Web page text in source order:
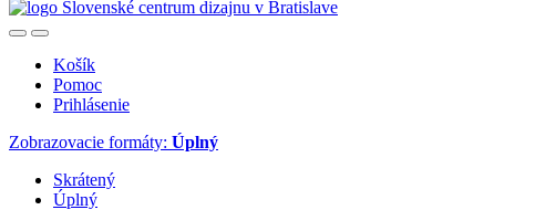
Košík
Pomoc
Prihlásenie
Zobrazovacie formáty: Úplný
Skrátený
Úplný